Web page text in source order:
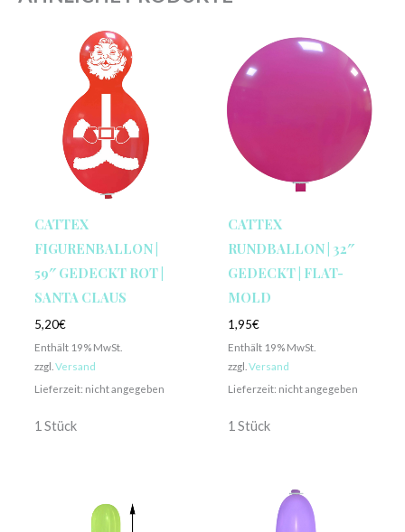
CATTEX
FIGURENBALLON |
59″ GEDECKT ROT |
SANTA CLAUS
5,20€
Enthält 19% MwSt.
zzgl. Versand
Lieferzeit: nicht angegeben
1 Stück
CATTEX
RUNDBALLON | 32″
GEDECKT | FLAT-
MOLD
1,95€
Enthält 19% MwSt.
zzgl. Versand
Lieferzeit: nicht angegeben
1 Stück